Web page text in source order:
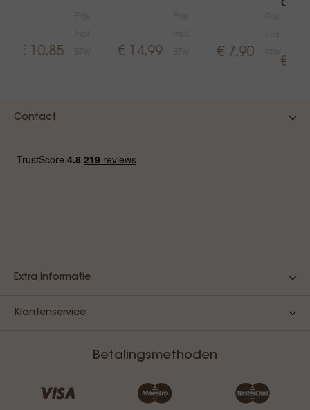
€ 10,85 € 14,99 € 7,90
€
Contact
Extra Informatie
Klantenservice
Betalingsmethoden